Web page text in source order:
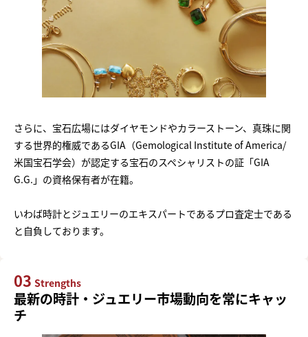
さらに、宝石広場にはダイヤモンドやカラーストーン、真珠に関
する世界的権威であるGIA（Gemological Institute of America/
米国宝石学会）が認定する宝石のスペシャリストの証「GIA
G.G.」の資格保有者が在籍。
いわば時計とジュエリーのエキスパートであるプロ査定士である
と自負しております。
03 Strengths
最新の時計・ジュエリー市場動向を常にキャッ
チ